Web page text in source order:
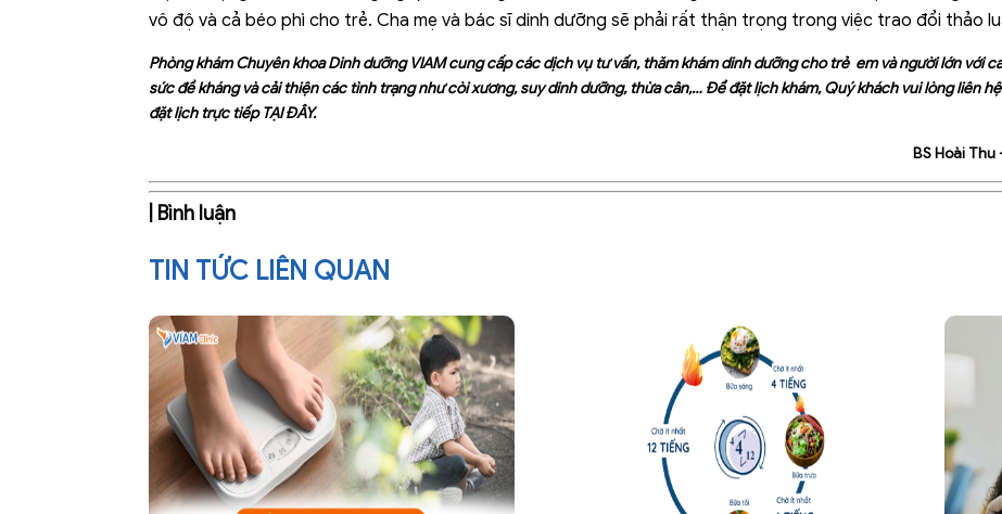
vô độ và cả béo phì cho trẻ. Cha mẹ và bác sĩ dinh dưỡng sẽ phải rất thận trọng trong việc trao đổi thảo
Phòng khám Chuyên khoa Dinh dưỡng VIAM cung cấp các dịch vụ tư vấn, thăm khám dinh dưỡng cho trẻ em và người lớn với
sức đề kháng và cải thiện các tình trạng như còi xương, suy dinh dưỡng, thừa cân,… Để đặt lịch khám, Quý khách vui lòng liên
đặt lịch trực tiếpTẠI ĐÂY.
BS Hoài Thu
| Bình luận
TIN TỨC LIÊN QUAN